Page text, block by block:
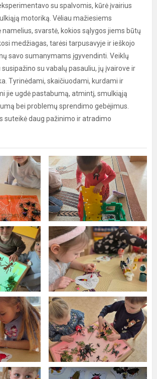
su spalvomis, kūrė įvairius
motoriką. Vėliau mažiesiems
svarstė, kokios sąlygos jiems būtų
medžiagas, tarėsi tarpusavyje ir ieškojo
savo sumanymams įgyvendinti. Veiklų
su vabalų pasauliu, jų įvairove ir
Tyrinėdami, skaičiuodami, kurdami ir
jie ugdė pastabumą, atmintį, smulkiąją
bei problemų sprendimo gebėjimus.
suteikė daug pažinimo ir atradimo